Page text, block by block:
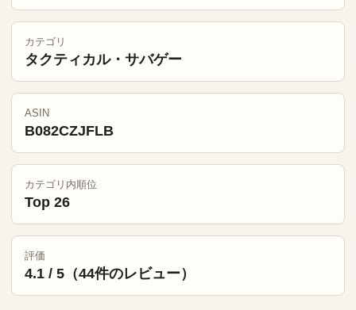
カテゴリ
タクティカル・サバゲー
ASIN
B082CZJFLB
カテゴリ内順位
Top 26
評価
4.1 / 5（44件のレビュー）